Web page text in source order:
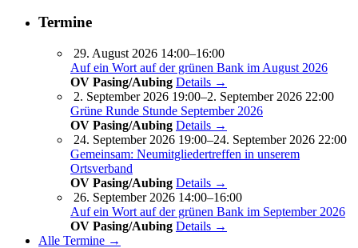
Termine
29. August 2026 14:00–16:00
Auf ein Wort auf der grünen Bank im August 2026
OV Pasing/Aubing Details →
2. September 2026 19:00–2. September 2026 22:00
Grüne Runde Stunde September 2026
OV Pasing/Aubing Details →
24. September 2026 19:00–24. September 2026 22:00
Gemeinsam: Neumitgliedertreffen in unserem
Ortsverband
OV Pasing/Aubing Details →
26. September 2026 14:00–16:00
Auf ein Wort auf der grünen Bank im September 2026
OV Pasing/Aubing Details →
Alle Termine →